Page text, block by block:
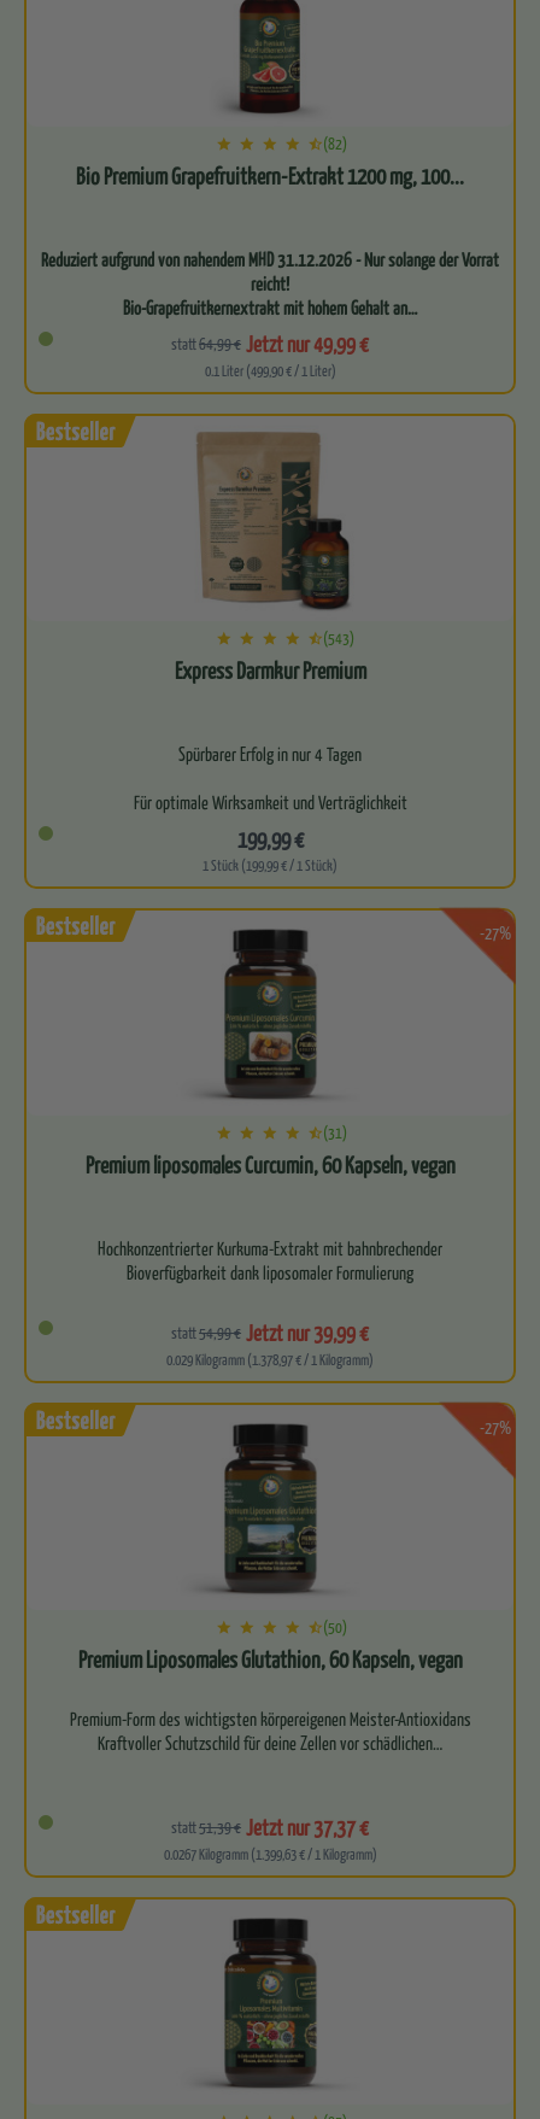
(82)
Bio Premium Grapefruitkern-Extrakt 1200 mg, 100...
Reduziert aufgrund von nahendem MHD 31.12.2026 - Nur solange der Vorrat
reicht!
Bio-Grapefruitkernextrakt mit hohem Gehalt an…
statt64,99 € Jetzt nur 49,99 €
0.1 Liter (499,90 € / 1 Liter)
(543)
Express Darmkur Premium
Spürbarer Erfolg in nur 4 Tagen
Für optimale Wirksamkeit und Verträglichkeit
Bioverfügbarkeit für eine effektive Wirkung
199,99 €
1 Stück (199,99 € / 1 Stück)
-27%
(31)
Premium liposomales Curcumin, 60 Kapseln, vegan
Hochkonzentrierter Kurkuma-Extrakt mit bahnbrechender
Bioverfügbarkeit dank liposomaler Formulierung
Kraftvolle…
statt54,99 € Jetzt nur 39,99 €
0.029 Kilogramm (1.378,97 € / 1 Kilogramm)
-27%
(50)
Premium Liposomales Glutathion, 60 Kapseln, vegan
Premium-Form des wichtigsten körpereigenen Meister-Antioxidans
Kraftvoller Schutzschild für deine Zellen vor schädlichen…
statt51,39 € Jetzt nur 37,37 €
0.0267 Kilogramm (1.399,63 € / 1 Kilogramm)